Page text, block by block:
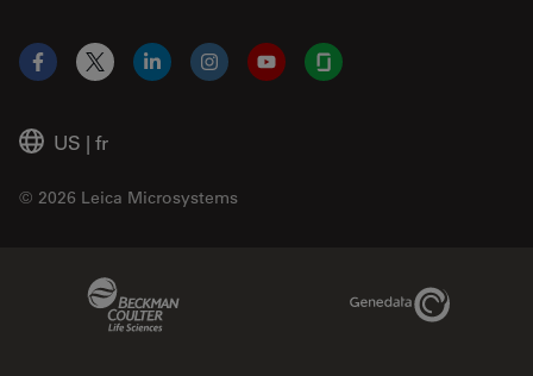
US | fr
© 2026 Leica Microsystems
Facebook
X LinkedInInstagramYouTubeGlassdoor
Genedata Link